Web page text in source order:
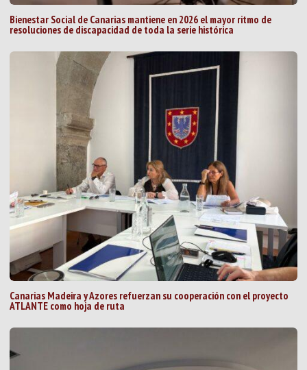
Bienestar Social de Canarias mantiene en 2026 el mayor ritmo de
resoluciones de discapacidad de toda la serie histórica
Canarias Madeira y Azores refuerzan su cooperación con el proyecto
ATLANTE como hoja de ruta